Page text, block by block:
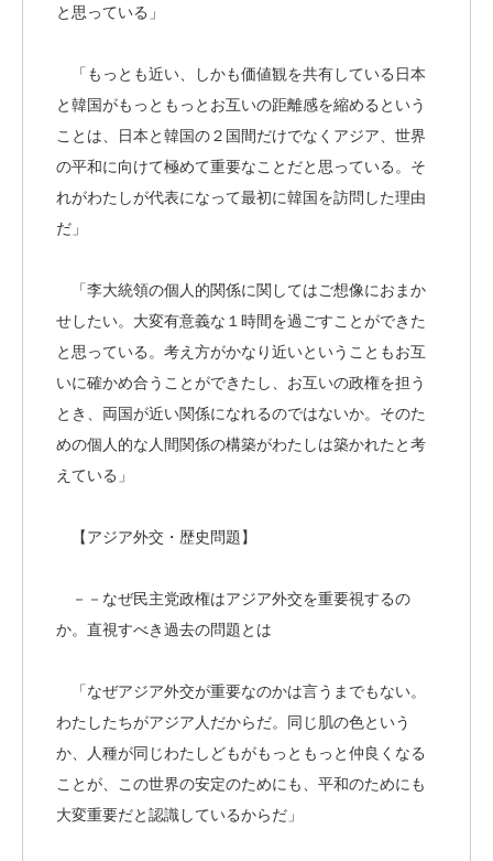
と思っている」
「もっとも近い、しかも価値観を共有している日本
と韓国がもっともっとお互いの距離感を縮めるという
ことは、日本と韓国の２国間だけでなくアジア、世界
の平和に向けて極めて重要なことだと思っている。そ
れがわたしが代表になって最初に韓国を訪問した理由
だ」
「李大統領の個人的関係に関してはご想像におまか
せしたい。大変有意義な１時間を過ごすことができた
と思っている。考え方がかなり近いということもお互
いに確かめ合うことができたし、お互いの政権を担う
とき、両国が近い関係になれるのではないか。そのた
めの個人的な人間関係の構築がわたしは築かれたと考
えている」
【アジア外交・歴史問題】
－－なぜ民主党政権はアジア外交を重要視するの
か。直視すべき過去の問題とは
「なぜアジア外交が重要なのかは言うまでもない。
わたしたちがアジア人だからだ。同じ肌の色という
か、人種が同じわたしどもがもっともっと仲良くなる
ことが、この世界の安定のためにも、平和のためにも
大変重要だと認識しているからだ」